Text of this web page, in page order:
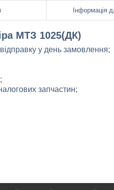
Інформація
МТЗ 1025(ДК)
у день замовлення;
запчастин;